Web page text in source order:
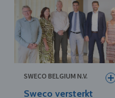
SWECO BELGIUM N.V.
Sweco versterkt